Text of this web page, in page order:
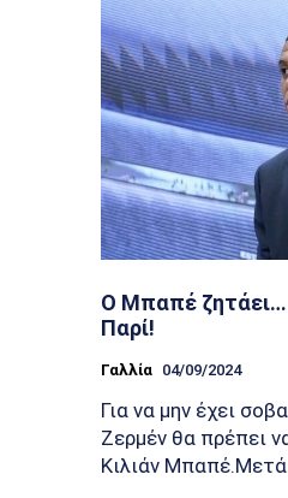
Ο Μπαπέ
Παρί!
Γαλλία 04/09/2024
Για να μην έχει
Ζερμέν θα πρέπει
Κιλιάν